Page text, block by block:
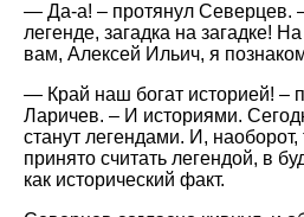
— Да-а! – протянул Северцев.
легенде, загадка на загадке!
вам, Алексей Ильич, я
— Край наш богат историей! –
Ларичев. – И историями.
станут легендами. И, наоборот,
принято считать легендой, в
как исторический факт.